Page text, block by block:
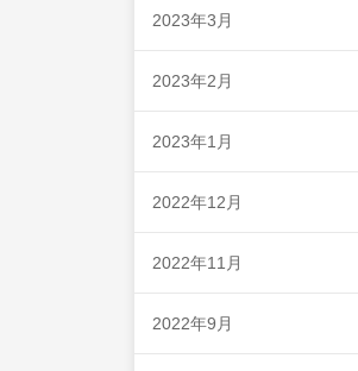
2023年3月
2023年2月
2023年1月
2022年12月
2022年11月
2022年9月